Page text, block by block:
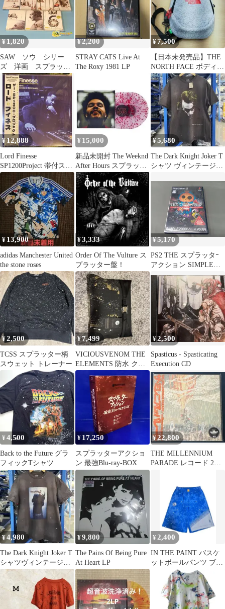
¥1,820
SAW ソウ シリー
ズ 洋画 スプラッタ
ー ホラー DVD 1
～6 + ザ・ファイナ
ル まとめ売り
¥2,200
STRAY CATS Live At
The Roxy 1981 LP
¥7,500
【日本未発売品】THE
NORTH FACE ボディバ
ッグ スリリングバッグ
¥12,888
Lord Finesse
SP1200Project 帯付スプ
ラッターカラー
¥ 15,000
新品未開封 The Weeknd
After Hours スプラッタ
ー レコード
¥5,680
The Dark Knight Joker T
シャツ ヴィンテージ加
¥ 13,900
adidas Manchester United
the stone roses
¥3,333
Order Of The Vulture ス
プラッター盤！
¥5,170
PS2 THE スプラッタｰ
アクション SIMPLE
2000シリｰズVOL.64
¥2,500
TCSS スプラッター柄
スウェット トレーナー
¥7,499
VICIOUSVENOM THE
ELEMENTS 防水 クラ
ッチバッグ
¥2,500
Spasticus - Spasticating
Execution CD
¥4,500
Back to the Future グラ
フィックTシャツ
¥ 17,250
スプラッターアクショ
ン 最強Blu-ray-BOX
¥22,800
THE MILLENNIUM
PARADE レコード 2LP
¥4,980
The Dark Knight Joker T
シャツヴィンテージ加
工 ムービーT
¥9,800
The Pains Of Being Pure
At Heart LP
¥ 2,400
IN THE PAINT バスケ
ットボールパンツ ブル
ー 総柄